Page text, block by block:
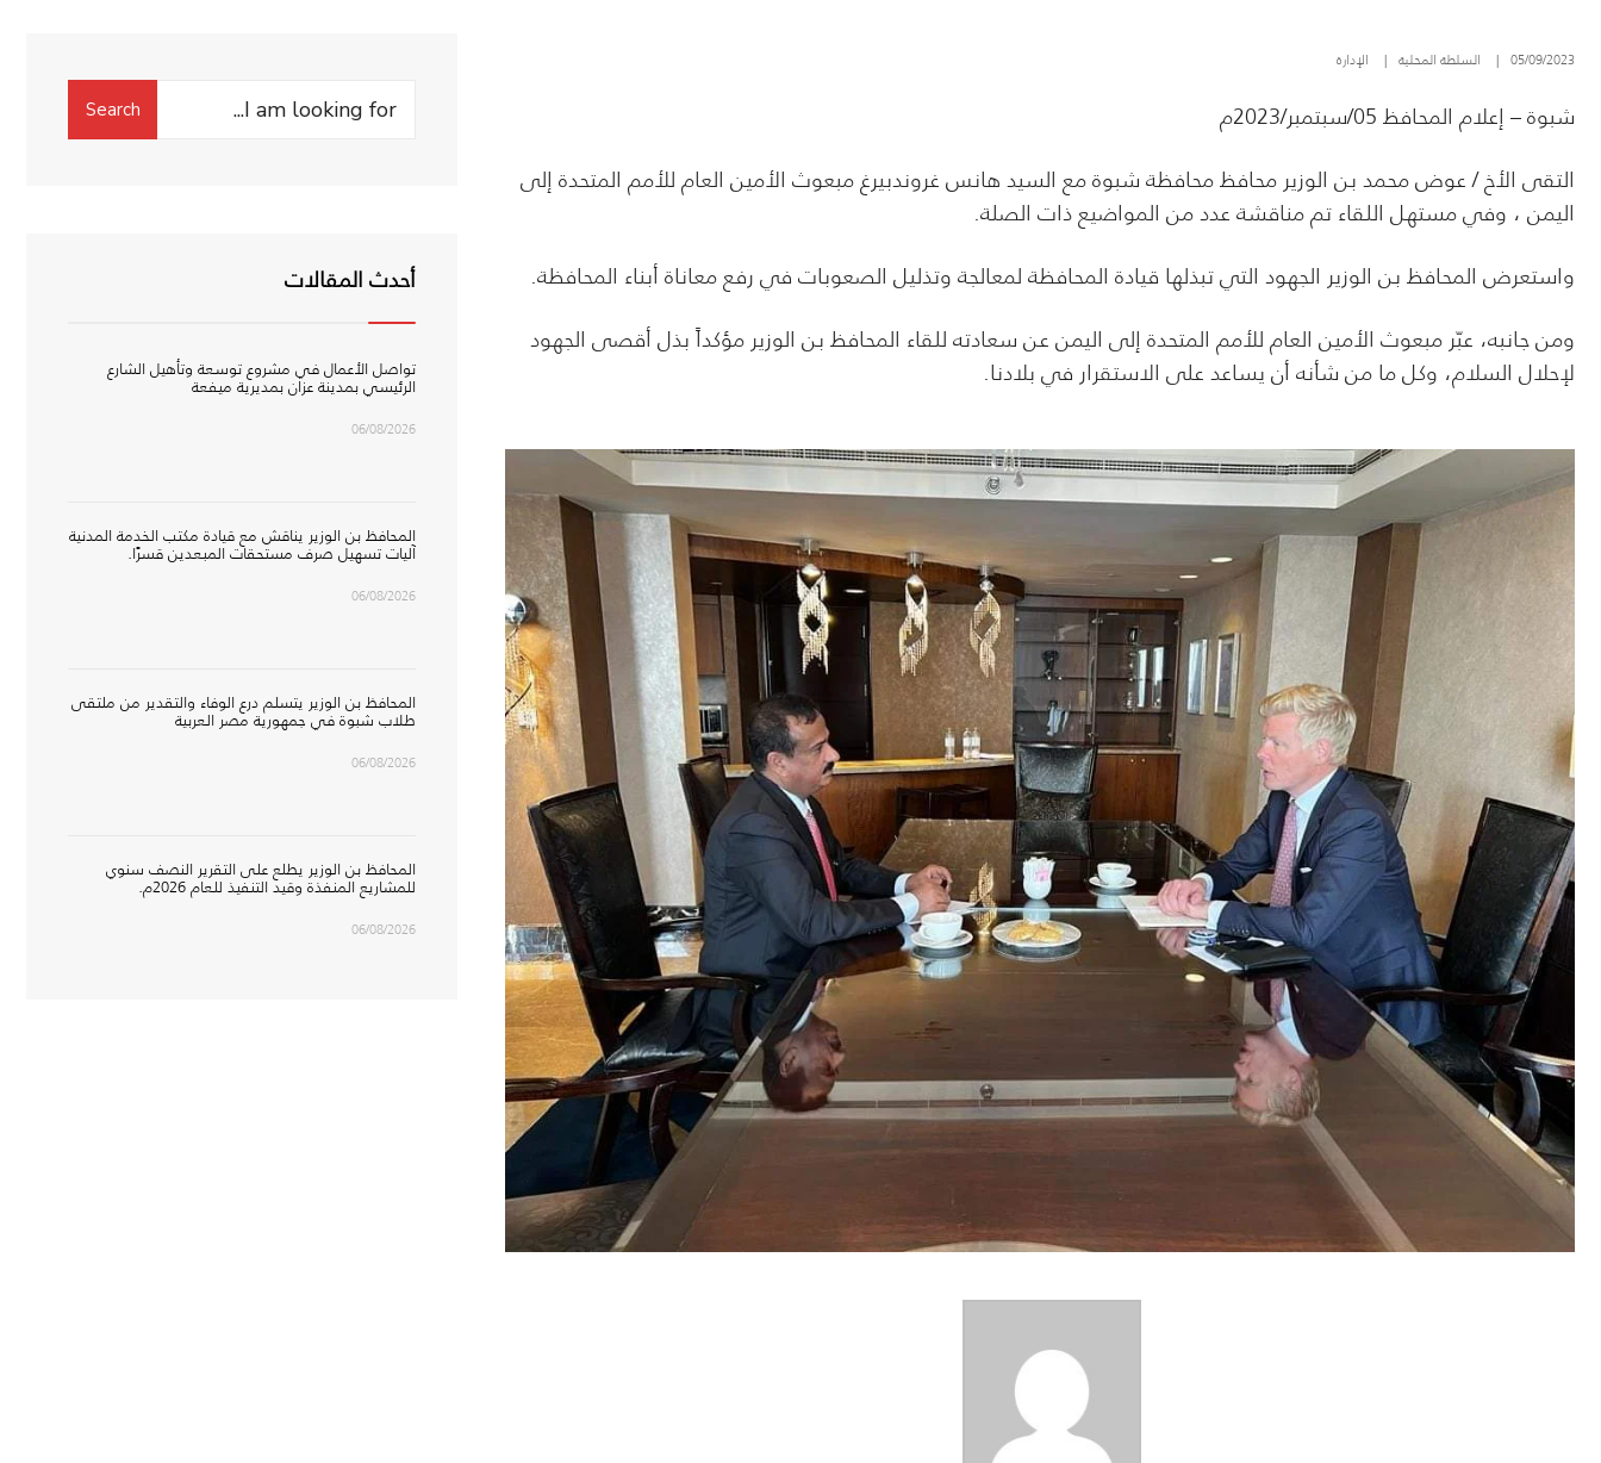
05/09/2023
| السلطة المحلية | الإدارة
شبوة – إعلام المحافظ 05/سبتمبر/2023م
التقى الأخ / عوض محمد بن الوزير محافظ محافظة شبوة مع السيد هانس غروندبيرغ مبعوث الأمين العام للأمم المتحدة إلى
اليمن ، وفي مستهل اللقاء تم مناقشة عدد من المواضيع ذات الصلة.
واستعرض المحافظ بن الوزير الجهود التي تبذلها قيادة المحافظة لمعالجة وتذليل الصعوبات في رفع معاناة أبناء المحافظة.
ومن جانبه، عبّر مبعوث الأمين العام للأمم المتحدة إلى اليمن عن سعادته للقاء المحافظ بن الوزير مؤكداً بذل أقصى الجهود
لإحلال السلام، وكل ما من شأنه أن يساعد على الاستقرار في بلادنا.
Search
Search
أحدث المقالات
تواصل الأعمال في مشروع توسعة وتأهيل الشارع
الرئيسي بمدينة عزان بمديرية ميفعة
06/08/2026
المحافظ بن الوزير يناقش مع قيادة مكتب الخدمة المدنية
آليات تسهيل صرف مستحقات المبعدين قسرًا.
06/08/2026
المحافظ بن الوزير يتسلم درع الوفاء والتقدير من ملتقى
طلاب شبوة في جمهورية مصر العربية
06/08/2026
المحافظ بن الوزير يطلع على التقرير النصف سنوي
للمشاريع المنفذة وقيد التنفيذ للعام 2026م.
06/08/2026